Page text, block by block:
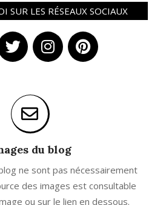
SUR LES RÉSEAUX SOCIAUX
du blog
ne sont pas nécessairement
des images est consultable
ou sur le lien en dessous.